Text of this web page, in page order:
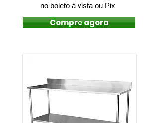
no boleto à vista ou Pix
Compre agora